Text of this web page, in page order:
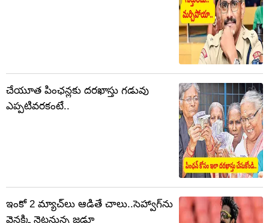
చేయూత పింఛన్లకు దరఖాస్తు గడువు
ఎప్పటివరకంటే..
ఇంకో 2 మ్యాచ్‌లు ఆడితే చాలు..సెహ్వాగ్‌ను
వెనక్కి నెట్టనున్న జడ్డూ